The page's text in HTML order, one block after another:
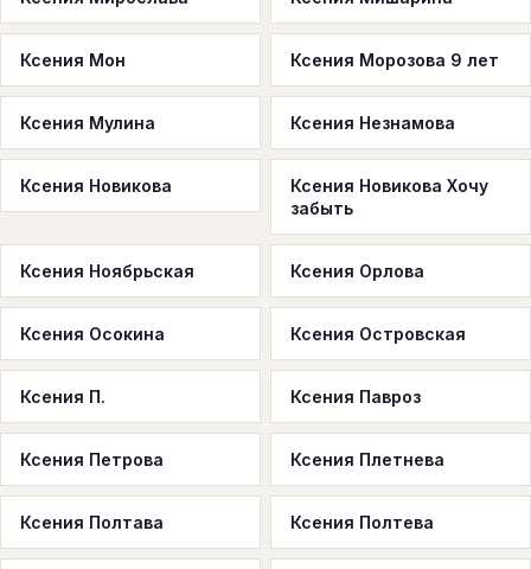
Ксения Мон Ксения Морозова 9 лет
Ксения Мулина Ксения Незнамова
Ксения Новикова
Ксения Новикова Хочу
забыть
Ксения Ноябрьская Ксения Орлова
Ксения Осокина Ксения Островская
Ксения П. Ксения Павроз
Ксения Петрова Ксения Плетнева
Ксения Полтава Ксения Полтева